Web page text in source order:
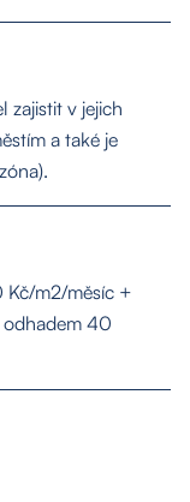
zajistit v jejich
a také je
Kč/m2/měsíc +
odhadem 40